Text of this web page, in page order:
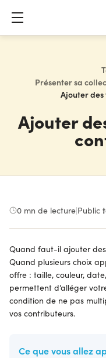
Présenter sa
Ajouter
0 mn de lecture|Public :
Quand faut-il ajouter
Quand plusieurs choix
offre : taille, couleur,
permettent d’alléger
condition de ne pas
vos contributeurs.
Ce que vous allez